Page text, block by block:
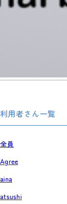
利用者さん一覧
全員
Agree
aina
atsushi